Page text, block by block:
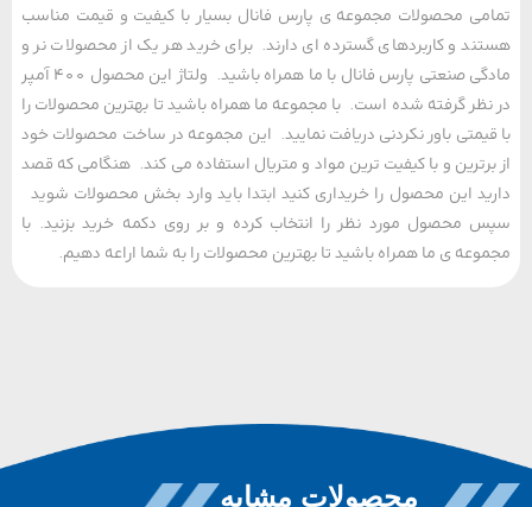
محصولات مجموعه ی پارس فانال بسیار با کیفیت و قیمت مناسب
و کاربردهای گسترده ای دارند. برای خرید هر یک از محصولات نر و
مادگی صنعتی پارس فانال با ما همراه باشید. ولتاژ این محصول 400 آمپر
گرفته شده است. با مجموعه ما همراه باشید تا بهترین محصولات را
باور نکردنی دریافت نمایید. این مجموعه در ساخت محصولات خود
و با کیفیت ترین مواد و متریال استفاده می کند. هنگامی که قصد
این محصول را خریداری کنید ابتدا باید وارد بخش محصولات شوید
محصول مورد نظر را انتخاب کرده و بر روی دکمه خرید بزنید. با
ی ما همراه باشید تا بهترین محصولات را به شما اراعه دهیم.
محصولات مشابه